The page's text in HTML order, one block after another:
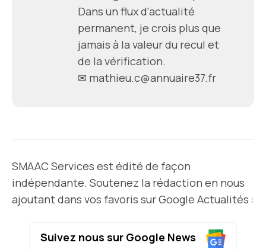
Dans un flux d'actualité
permanent, je crois plus que
jamais à la valeur du recul et
de la vérification.
✉ mathieu.c@annuaire37.fr
SMAAC Services est édité de façon
indépendante. Soutenez la rédaction en nous
ajoutant dans vos favoris sur Google Actualités :
Suivez nous sur Google News